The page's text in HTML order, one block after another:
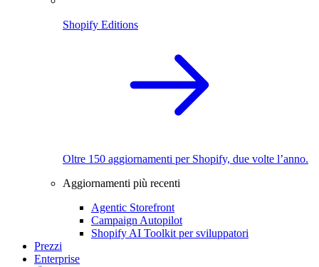
Shopify Editions
Oltre 150 aggiornamenti per Shopify, due volte l’anno.
Aggiornamenti più recenti
Agentic Storefront
Campaign Autopilot
Shopify AI Toolkit per sviluppatori
Prezzi
Enterprise